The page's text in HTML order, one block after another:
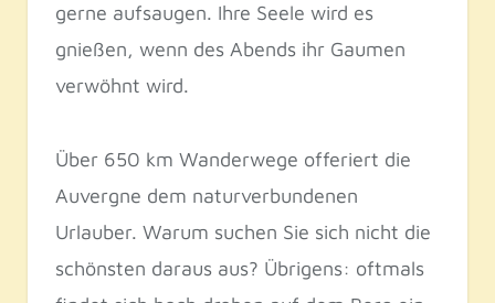
gerne aufsaugen. Ihre Seele wird es
gnießen, wenn des Abends ihr Gaumen
verwöhnt wird.
Über 650 km Wanderwege offeriert die
Auvergne dem naturverbundenen
Urlauber. Warum suchen Sie sich nicht die
schönsten daraus aus? Übrigens: oftmals